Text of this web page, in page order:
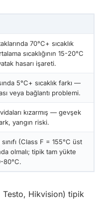
70°C+ sıcaklık
sıcaklığının 15-20°C
hasarı işareti.
5°C+ sıcaklık farkı —
veya bağlantı problemi.
kızarmış — gevşek
yangın riski.
(Class F = 155°C üst
olmalı; tipik tam yükte
80°C.
Testo, Hikvision) tipik